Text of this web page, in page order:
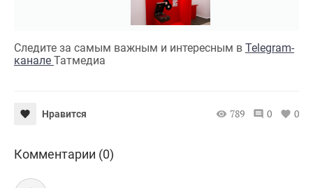
Следите за самым важным и интересным в Telegram-
канале Татмедиа
Нравится 789 0 0
Комментарии (0)